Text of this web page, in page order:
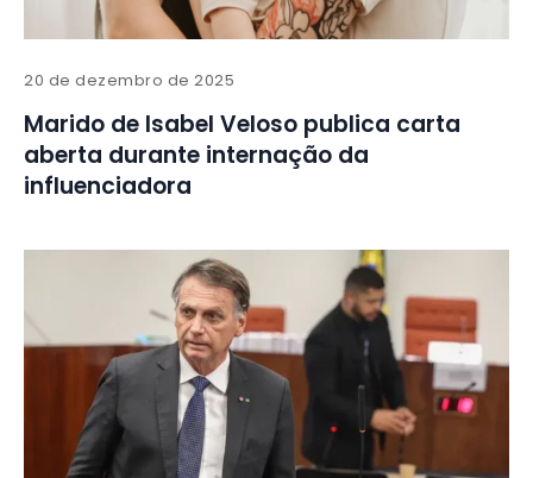
20 de dezembro de 2025
Marido de Isabel Veloso publica carta
aberta durante internação da
influenciadora